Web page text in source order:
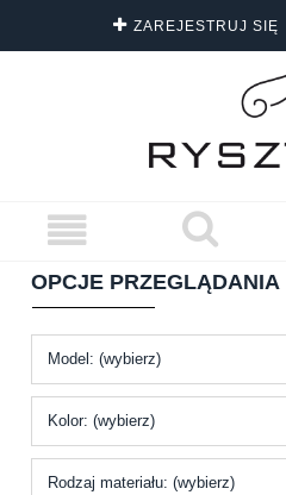
ZAREJESTRUJ SIĘ
DARMOWA DOSTAWA WSZYSTKICH
OPCJE PRZEGLĄDANIA
Model: (wybierz)
Kolor: (wybierz)
Rodzaj materiału: (wybierz)